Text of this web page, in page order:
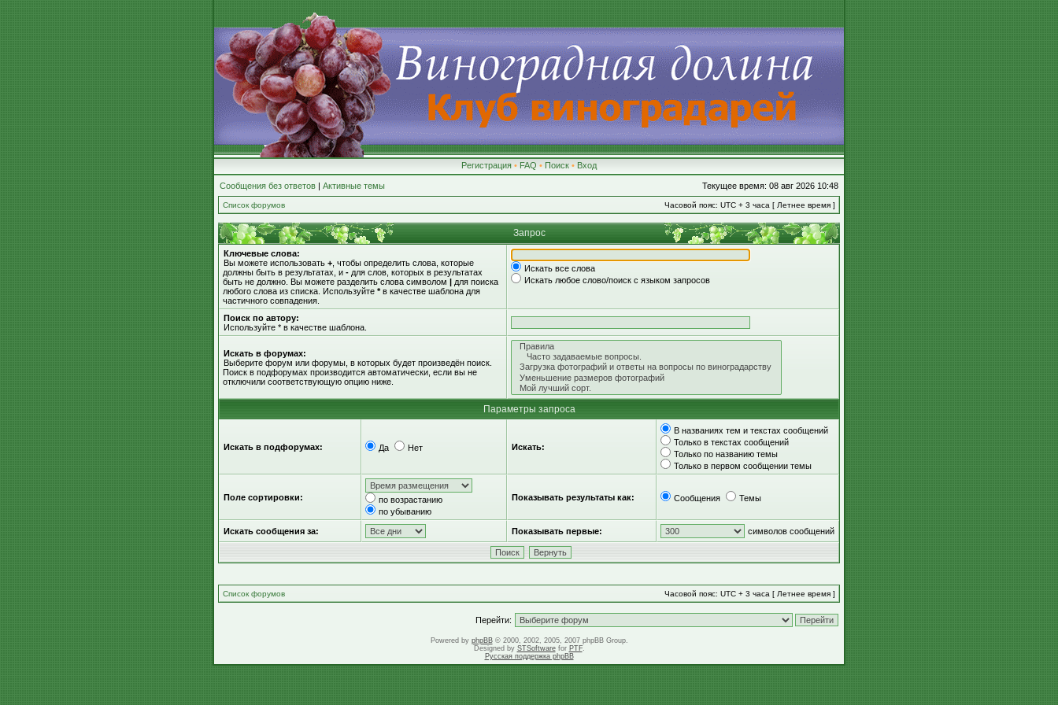
Регистрация • FAQ • Поиск • Вход
Сообщения без ответов | Активные темы Текущее время: 08 авг 2026 10:48
Список форумов Часовой пояс: UTC + 3 часа [ Летнее время ]
Запрос
Ключевые слова:
Вы можете использовать + , чтобы определить слова, которые
должны быть в результатах, и - для слов, которых в результатах
быть не должно. Вы можете разделить слова символом | для поиска
любого слова из списка. Используйте *в качестве шаблона для
частичного совпадения.
Искать все слова
Искать любое слово/поиск с языком запросов
Поиск по автору:
Используйте * в качестве шаблона.
Искать в форумах:
Выберите форум или форумы, в которых будет произведён поиск.
Поиск в подфорумах производится автоматически, если вы не
отключили соответствующую опцию ниже.
Параметры запроса
Искать в подфорумах: Да Нет Искать:
В названиях тем и текстах сообщений
Только в текстах сообщений
Только по названию темы
Только в первом сообщении темы
Поле сортировки:
по возрастанию
по убыванию
Показывать результаты как: Сообщения Темы
Искать сообщения за: Показывать первые: символов сообщений
Список форумов Часовой пояс: UTC + 3 часа [ Летнее время ]
Перейти:
Powered by phpBB© 2000, 2002, 2005, 2007 phpBB Group.
Designed by STSoftwarefor PTF.
Русская поддержка phpBB